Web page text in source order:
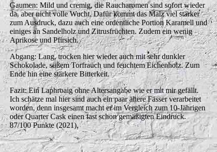
Gaumen: Mild und cremig, die Raucharomen sind sofort wieder
da, aber nicht volle Wucht. Dafür kommt das Malz viel stärker
zum Ausdruck, dazu auch eine ordentliche Portion Karamell und
einiges an Sandelholz und Zitrusfrüchten. Zudem ein wenig
Aprikose und Pfirsich.
Abgang: Lang, trocken hier wieder auch mit sehr dunkler
Schokolade, süßem Torfrauch und feuchtem Eichenholz. Zum
Ende hin eine stärkere Bitterkeit.
Fazit: Ein Laphroaig ohne Altersangabe wie er mit mir gefällt.
Ich schätze mal hier sind auch ein paar ältere Fässer verarbeitet
worden, denn insgesamt macht er im Vergleich zum 10-Jährigen
oder Quarter Cask einen fast schon gemäßigten Eindruck.
87/100 Punkte (2021).